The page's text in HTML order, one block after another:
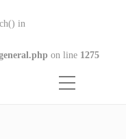
in
on line 1275